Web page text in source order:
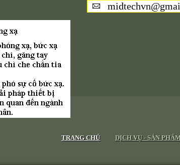
TRANG CHỦ DỊCH VỤ - SẢN